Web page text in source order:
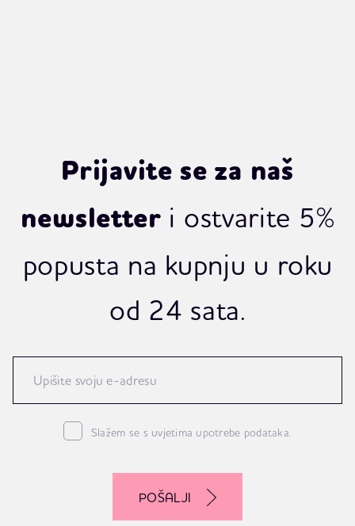
Prijavite se za naš
newsletter i ostvarite 5%
popusta na kupnju u roku
od 24 sata.
Slažem se s uvjetima upotrebe podataka.
POŠALJI